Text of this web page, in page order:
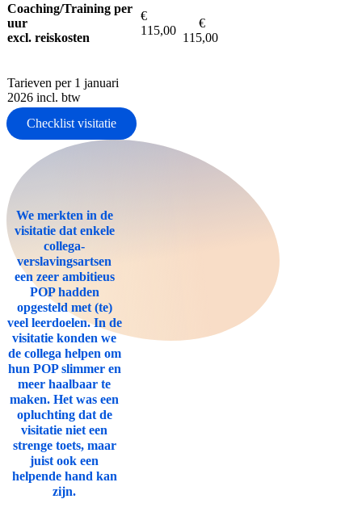
Coaching/Training per
uur
excl. reiskosten
€
115,00
€
115,00
Tarieven per 1 januari
2026 incl. btw
Checklist visitatie
We merkten in de
visitatie dat enkele
collega-
verslavingsartsen
een zeer ambitieus
POP hadden
opgesteld met (te)
veel leerdoelen. In de
visitatie konden we
de collega helpen om
hun POP slimmer en
meer haalbaar te
maken. Het was een
opluchting dat de
visitatie niet een
strenge toets, maar
juist ook een
helpende hand kan
zijn.